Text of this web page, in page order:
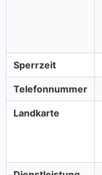
Sperrzeit
Telefonnummer
Landkarte